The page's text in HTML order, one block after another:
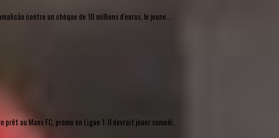
contre un chèque de 10 millions d'euros, le jeune...
au Mans FC, promu en Ligue 1. Il devrait jouer samedi...